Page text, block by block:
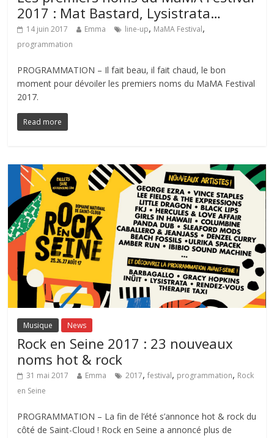
2017 : Mat Bastard, Lysistrata…
14 juin 2017 Emma line-up, MaMA Festival,
programmation
PROGRAMMATION – Il fait beau, il fait chaud, le bon
moment pour dévoiler les premiers noms du MaMA Festival
2017.
Read more
Musique News
Rock en Seine 2017 : 23 nouveaux
noms hot & rock
31 mai 2017 Emma 2017,festival, programmation, Rock
en Seine
PROGRAMMATION – La fin de l’été s’annonce hot & rock du
côté de Saint-Cloud ! Rock en Seine a annoncé plus de